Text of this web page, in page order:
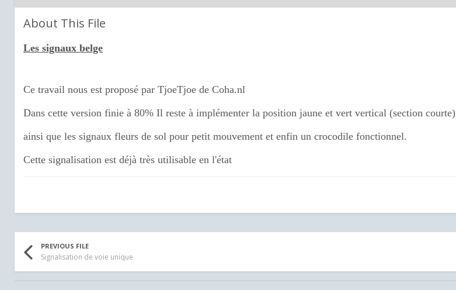
About This File
Les signaux belge
Ce travail nous est proposé par TjoeTjoe de Coha.nl
Dans cette version finie à 80% Il reste à implémenter la position jaune et vert vertical (section courte)
ainsi que les signaux fleurs de sol pour petit mouvement et enfin un crocodile fonctionnel.
Cette signalisation est déjà très utilisable en l'état
PREVIOUS FILE
Signalisation de voie unique